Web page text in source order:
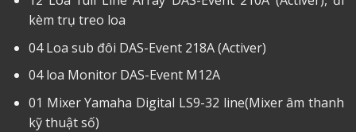
kèm trụ treo loa
04 Loa sub đôi DAS-Event 218A (Activer)
04 loa Monitor DAS-Event M12A
01 Mixer Yamaha Digital LS9-32 line(Mixer âm thanh
kỹ thuật số)